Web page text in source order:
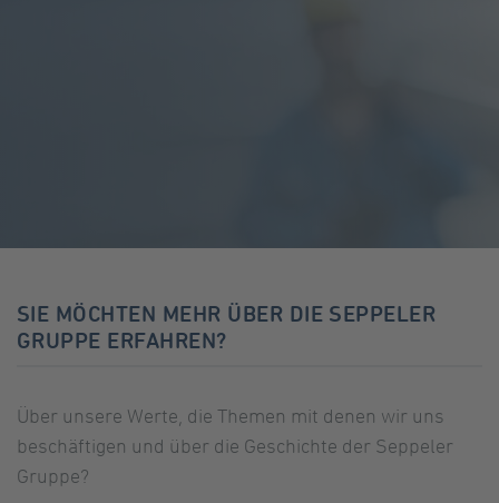
SIE MÖCHTEN MEHR ÜBER DIE SEPPELER
GRUPPE ERFAHREN?
Über unsere Werte, die Themen mit denen wir uns
beschäftigen und über die Geschichte der Seppeler
Gruppe?